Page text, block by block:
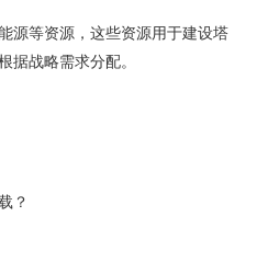
源等资源，这些资源用于建设塔
据战略需求分配。
？